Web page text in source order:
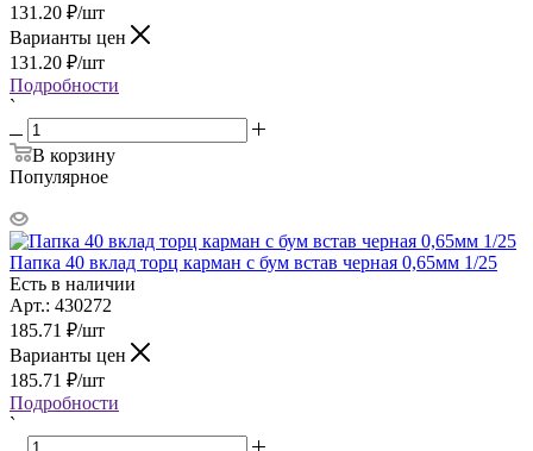
131.20 ₽/шт
Варианты цен
131.20 ₽/шт
Подробности
`
В корзину
Популярное
Папка 40 вклад торц карман с бум встав черная 0,65мм 1/25
Есть в наличии
Арт.: 430272
185.71 ₽/шт
Варианты цен
185.71 ₽/шт
Подробности
`